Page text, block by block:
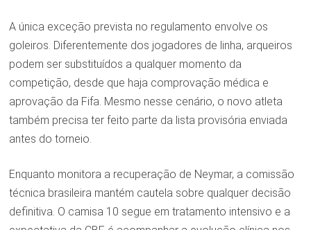
A única exceção prevista no regulamento envolve os
goleiros. Diferentemente dos jogadores de linha, arqueiros
podem ser substituídos a qualquer momento da
competição, desde que haja comprovação médica e
aprovação da Fifa. Mesmo nesse cenário, o novo atleta
também precisa ter feito parte da lista provisória enviada
antes do torneio.
Enquanto monitora a recuperação de Neymar, a comissão
técnica brasileira mantém cautela sobre qualquer decisão
definitiva. O camisa 10 segue em tratamento intensivo e a